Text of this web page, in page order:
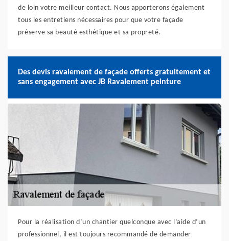
de loin votre meilleur contact. Nous apporterons également
tous les entretiens nécessaires pour que votre façade
préserve sa beauté esthétique et sa propreté.
Des devis ravalement de façade offerts gratuitement et
sans engagement avec JB Ravalement peinture
Pour la réalisation d’un chantier quelconque avec l’aide d’un
professionnel, il est toujours recommandé de demander